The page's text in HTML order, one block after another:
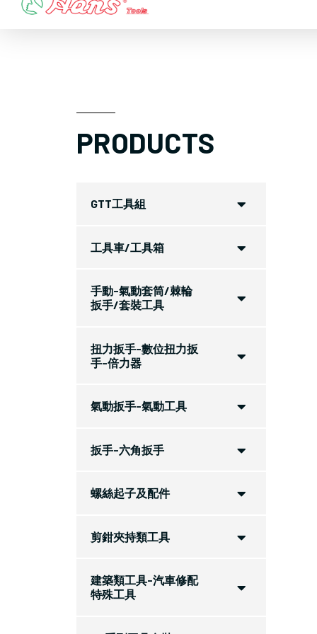
PRODUCTS
GTT工具組
工具車/工具箱
手動-氣動套筒/棘輪
扳手/套裝工具
扭力扳手-數位扭力扳
手-倍力器
氣動扳手-氣動工具
扳手-六角扳手
螺絲起子及配件
剪鉗夾持類工具
建築類工具-汽車修配
特殊工具